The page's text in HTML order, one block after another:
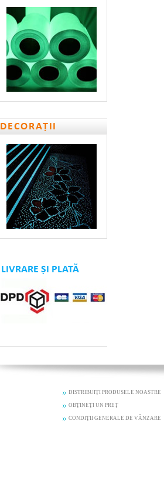
DECORAȚII
LIVRARE ȘI PLATĂ
DISTRIBUIŢI PRODUSELE NOASTRE
OBŢINEŢI UN PREŢ
CONDIŢII GENERALE DE VÂNZARE